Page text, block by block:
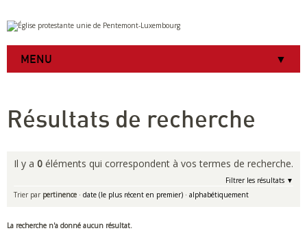
Aller
au
contenu.
à
Outils
personnels
MENU
Résultats de recherche
Il y a 0 éléments qui correspondent à vos termes de recherche.
Filtrer les résultats
Trier par pertinence · date (le plus récent en premier) · alphabétiquement
La recherche n'a donné aucun résultat.